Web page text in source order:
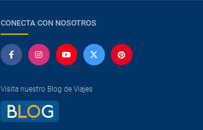
CONECTA CON NOSOTROS
Visita nuestro Blog de Viajes